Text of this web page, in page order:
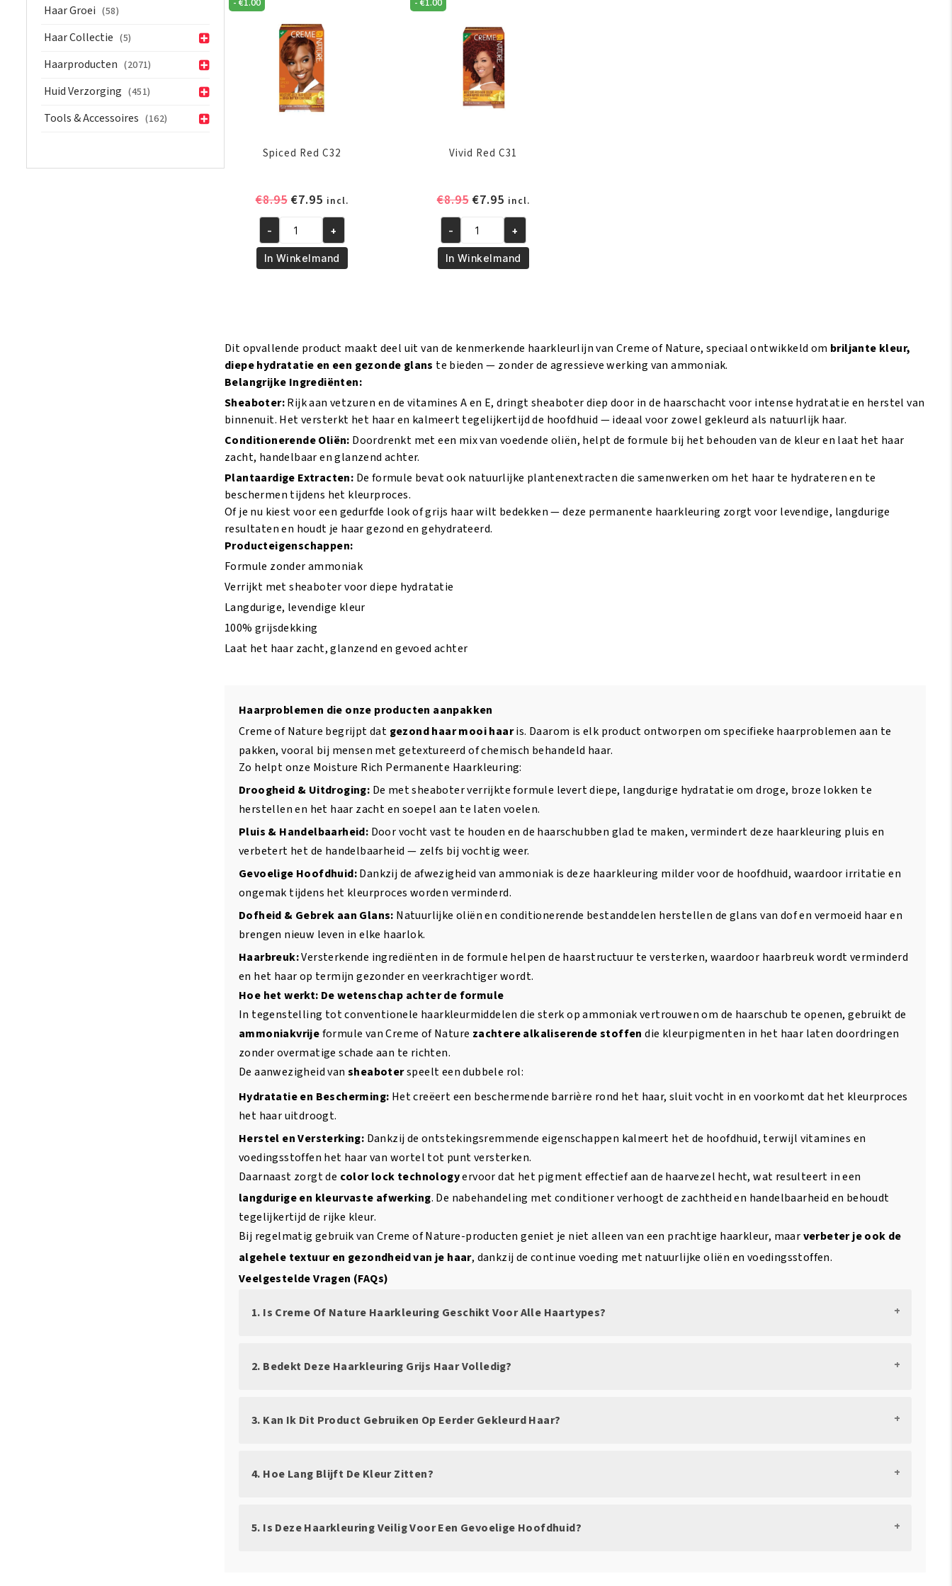
Haar Groei (58)
Haar Collectie (5)
Haarproducten (2071)
Huid Verzorging (451)
Tools & Accessoires (162)
- €1.00
Spiced Red C32
€8.95 Oorspronkelijke
was:
€8.95.
€7.95Huidige
prijs
is:
€7.95.
incl.
Spiced
Red
C32
- +
In Winkelmand
- €1.00
Vivid Red C31
€8.95 Oorspronkelijke
was:
€8.95.
€7.95Huidige
prijs
is:
€7.95.
incl.
Vivid
Red
C31
- +
In Winkelmand
Dit opvallende product maakt deel uit van de kenmerkende haarkleurlijn van Creme of Nature, speciaal ontwikkeld om briljante kleur,
diepe hydratatie en een gezonde glans te bieden — zonder de agressieve werking van ammoniak.
Belangrijke Ingrediënten:
Sheaboter:Rijk aan vetzuren en de vitamines A en E, dringt sheaboter diep door in de haarschacht voor intense hydratatie en herstel van
binnenuit. Het versterkt het haar en kalmeert tegelijkertijd de hoofdhuid — ideaal voor zowel gekleurd als natuurlijk haar.
Conditionerende Oliën: Doordrenkt met een mix van voedende oliën, helpt de formule bij het behouden van de kleur en laat het haar
zacht, handelbaar en glanzend achter.
Plantaardige Extracten: De formule bevat ook natuurlijke plantenextracten die samenwerken om het haar te hydrateren en te
beschermen tijdens het kleurproces.
Of je nu kiest voor een gedurfde look of grijs haar wilt bedekken — deze permanente haarkleuring zorgt voor levendige, langdurige
resultaten en houdt je haar gezond en gehydrateerd.
Producteigenschappen:
Formule zonder ammoniak
Verrijkt met sheaboter voor diepe hydratatie
Langdurige, levendige kleur
100% grijsdekking
Laat het haar zacht, glanzend en gevoed achter
Haarproblemen die onze producten aanpakken
Creme of Nature begrijpt dat gezond haar mooi haaris. Daarom is elk product ontworpen om specifieke haarproblemen aan te
pakken, vooral bij mensen met getextureerd of chemisch behandeld haar.
Zo helpt onze Moisture Rich Permanente Haarkleuring:
Droogheid & Uitdroging: De met sheaboter verrijkte formule levert diepe, langdurige hydratatie om droge, broze lokken te
herstellen en het haar zacht en soepel aan te laten voelen.
Pluis & Handelbaarheid: Door vocht vast te houden en de haarschubben glad te maken, vermindert deze haarkleuring pluis en
verbetert het de handelbaarheid — zelfs bij vochtig weer.
Gevoelige Hoofdhuid:Dankzij de afwezigheid van ammoniak is deze haarkleuring milder voor de hoofdhuid, waardoor irritatie en
ongemak tijdens het kleurproces worden verminderd.
Dofheid & Gebrek aan Glans: Natuurlijke oliën en conditionerende bestanddelen herstellen de glans van dof en vermoeid haar en
brengen nieuw leven in elke haarlok.
Haarbreuk:Versterkende ingrediënten in de formule helpen de haarstructuur te versterken, waardoor haarbreuk wordt verminderd
en het haar op termijn gezonder en veerkrachtiger wordt.
Hoe het werkt: De wetenschap achter de formule
In tegenstelling tot conventionele haarkleurmiddelen die sterk op ammoniak vertrouwen om de haarschub te openen, gebruikt de
ammoniakvrijeformule van Creme of Nature zachtere alkaliserende stoffen die kleurpigmenten in het haar laten doordringen
zonder overmatige schade aan te richten.
De aanwezigheid van sheaboterspeelt een dubbele rol:
Hydratatie en Bescherming: Het creëert een beschermende barrière rond het haar, sluit vocht in en voorkomt dat het kleurproces
het haar uitdroogt.
Herstel en Versterking: Dankzij de ontstekingsremmende eigenschappen kalmeert het de hoofdhuid, terwijl vitamines en
voedingsstoffen het haar van wortel tot punt versterken.
Daarnaast zorgt de color lock technologyervoor dat het pigment effectief aan de haarvezel hecht, wat resulteert in een
langdurige en kleurvaste afwerking. De nabehandeling met conditioner verhoogt de zachtheid en handelbaarheid en behoudt
tegelijkertijd de rijke kleur.
Bij regelmatig gebruik van Creme of Nature-producten geniet je niet alleen van een prachtige haarkleur, maarverbeter je ook de
algehele textuur en gezondheid van je haar, dankzij de continue voeding met natuurlijke oliën en voedingsstoffen.
Veelgestelde Vragen (FAQs)
1. Is Creme Of Nature Haarkleuring Geschikt Voor Alle Haartypes?
2. Bedekt Deze Haarkleuring Grijs Haar Volledig?
3. Kan Ik Dit Product Gebruiken Op Eerder Gekleurd Haar?
4. Hoe Lang Blijft De Kleur Zitten?
5. Is Deze Haarkleuring Veilig Voor Een Gevoelige Hoofdhuid?